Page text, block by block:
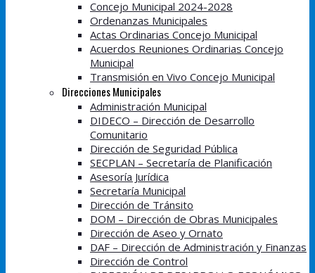
Concejo Municipal 2024-2028
Ordenanzas Municipales
Actas Ordinarias Concejo Municipal
Acuerdos Reuniones Ordinarias Concejo
Municipal
Transmisión en Vivo Concejo Municipal
Direcciones Municipales
Administración Municipal
DIDECO – Dirección de Desarrollo
Comunitario
Dirección de Seguridad Pública
SECPLAN – Secretaría de Planificación
Asesoría Jurídica
Secretaría Municipal
Dirección de Tránsito
DOM – Dirección de Obras Municipales
Dirección de Aseo y Ornato
DAF – Dirección de Administración y Finanzas
Dirección de Control